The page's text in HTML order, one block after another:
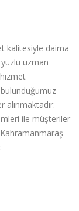
kalitesiyle daima
uzman
alınmaktadır.
ile müşteriler